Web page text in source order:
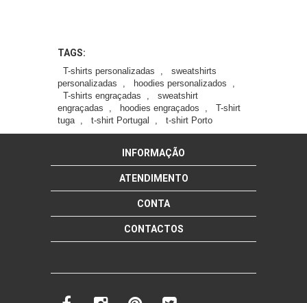
TAGS:
T-shirts personalizadas
sweatshirts
personalizadas
hoodies personalizados
T-shirts engraçadas
sweatshirt
engraçadas
hoodies engraçados
T-shirt
tuga
t-shirt Portugal t-shirt Porto
INFORMAÇÃO
ATENDIMENTO
CONTA
CONTACTOS